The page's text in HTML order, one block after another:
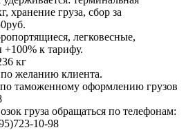
хранение груза, сбор за
легковесные,
+100% к тарифу.
кг
по желанию клиента.
таможенному оформлению грузов
груза обращаться по телефонам:
10-98